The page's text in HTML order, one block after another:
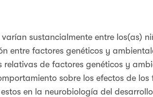
sustancialmente entre los(as)
entre factores genéticos y
de factores genéticos y
sobre los efectos de
en la neurobiología del